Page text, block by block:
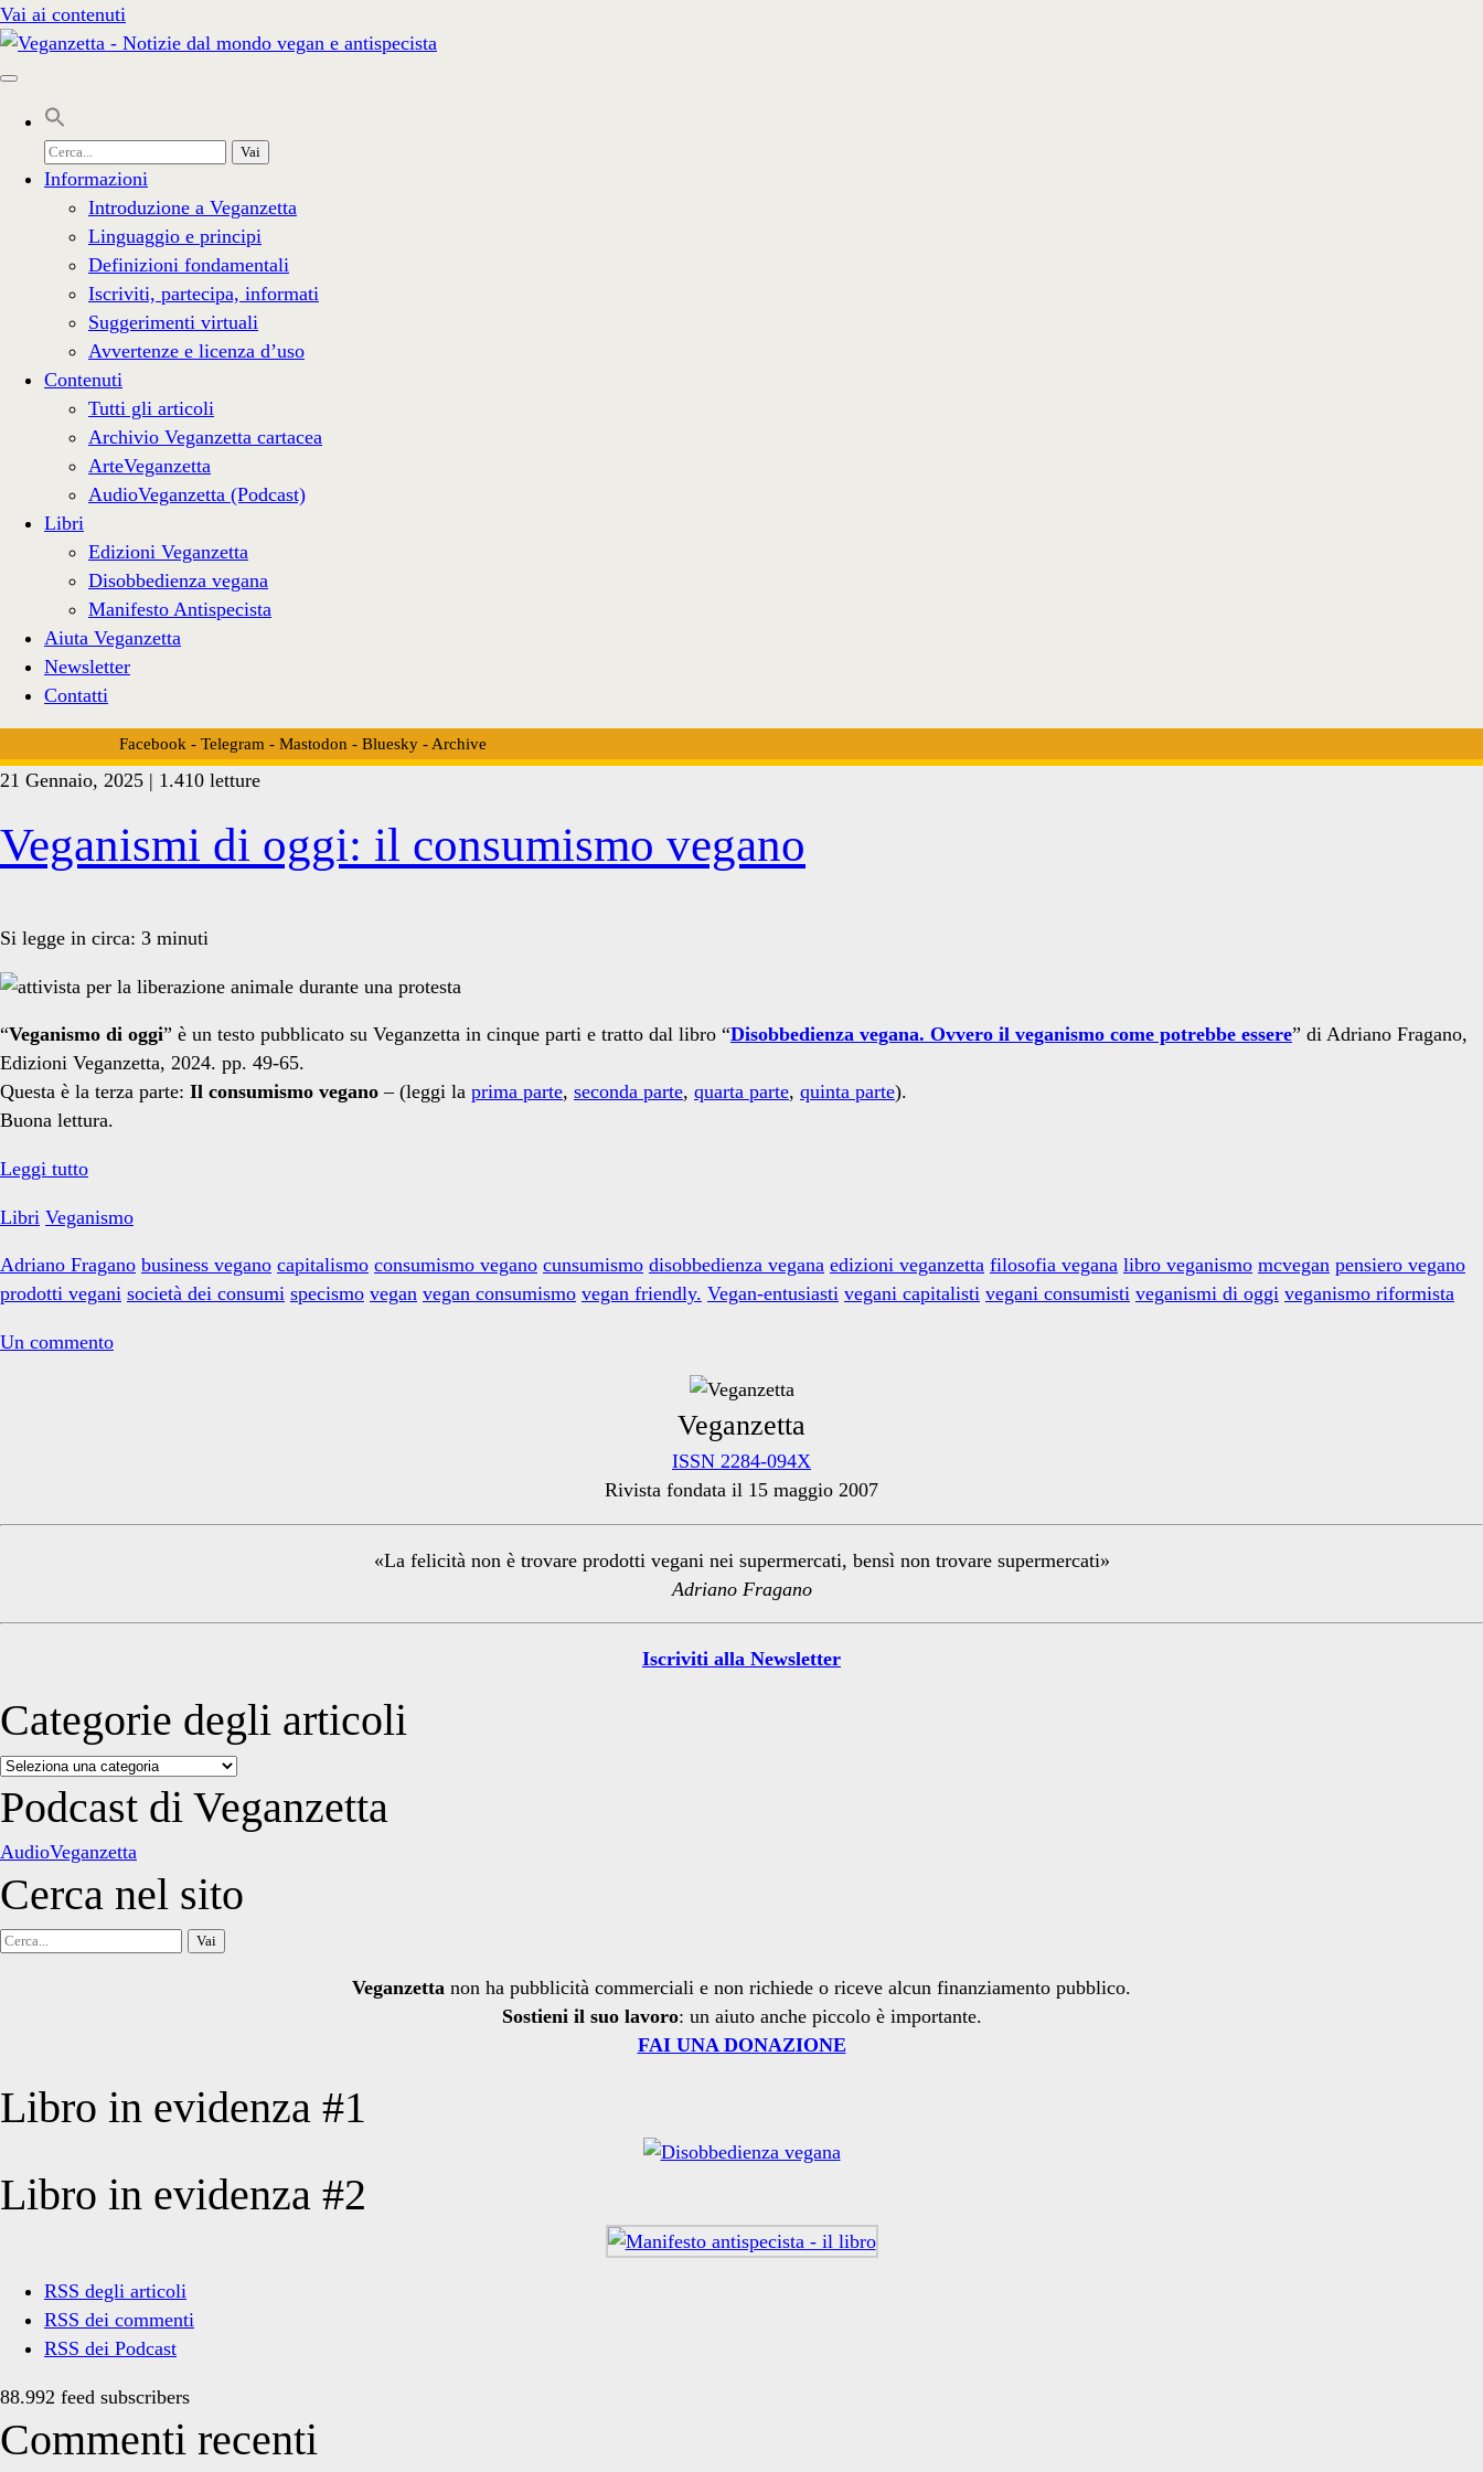
Vai ai contenuti
Cerca
per:
Informazioni
Introduzione a Veganzetta
Linguaggio e principi
Definizioni fondamentali
Iscriviti, partecipa, informati
Suggerimenti virtuali
Avvertenze e licenza d’uso
Contenuti
Tutti gli articoli
Archivio Veganzetta cartacea
ArteVeganzetta
AudioVeganzetta (Podcast)
Libri
Edizioni Veganzetta
Disobbedienza vegana
Manifesto Antispecista
Aiuta Veganzetta
Newsletter
Contatti
Facebook - Telegram - Mastodon - Bluesky- Archive
vegano</span>
21 Gennaio, 2025 | 1.410 letture
Veganismi di oggi: il consumismo vegano
Si legge in circa: 3 minuti
“Veganismo di oggi” è un testo pubblicato su Veganzetta in cinque parti e tratto dal libro “Disobbedienza vegana. Ovvero il veganismo come potrebbe essere” di Adriano Fragano,
Edizioni Veganzetta, 2024. pp. 49-65.
Questa è la terza parte: Il consumismo vegano– (leggi la prima parte, seconda parte, quarta parte, quinta parte).
Buona lettura.
Leggi tuttoVeganismi
oggi:
consumismo
vegano
Libri Veganismo
Adriano Fragano business vegano capitalismo consumismo vegano cunsumismo disobbedienza vegana edizioni veganzetta filosofia vegana libro veganismo mcvegan pensiero vegano
prodotti vegani società dei consumi specismo vegan vegan consumismo vegan friendly. Vegan-entusiasti vegani capitalisti vegani consumisti veganismi di oggi veganismo riformista
Un commento
Sidebar
Veganzetta
ISSN 2284-094X
Rivista fondata il 15 maggio 2007
«La felicità non è trovare prodotti vegani nei supermercati, bensì non trovare supermercati»
Adriano Fragano
Iscriviti alla Newsletter
Categorie degli articoli
Categorie
degli
articoli
Podcast di Veganzetta
AudioVeganzetta
Cerca nel sito
Cerca
Veganzetta non ha pubblicità commerciali e non richiede o riceve alcun finanziamento pubblico.
Sostieni il suo lavoro: un aiuto anche piccolo è importante.
FAI UNA DONAZIONE
Libro in evidenza #1
Libro in evidenza #2
RSS degli articoli
RSS dei commenti
RSS dei Podcast
88.992 feed subscribers
Commenti recenti